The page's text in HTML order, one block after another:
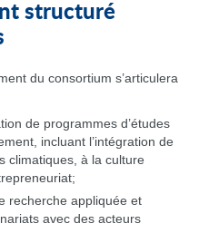
structuré
du consortium s’articulera
de programmes d’études
incluant l’intégration de
climatiques, à la culture
recherche appliquée et
avec des acteurs